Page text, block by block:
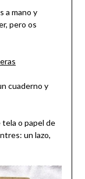
a mano y
pero os
cuaderno y
o papel de
un lazo,